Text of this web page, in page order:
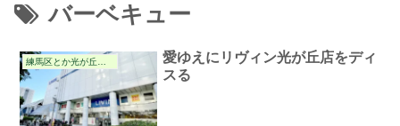
バーベキュー
愛ゆえにリヴィン光が丘店をディ
スる